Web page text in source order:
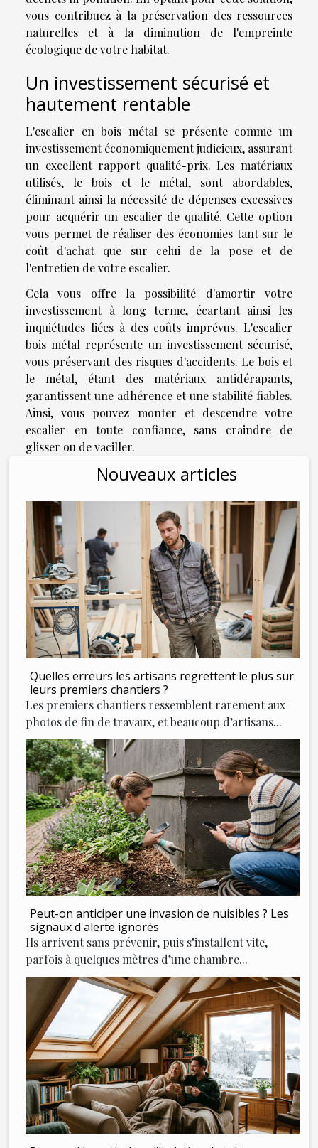
vous contribuez à la préservation des ressources
naturelles et à la diminution de l'empreinte
écologique de votre habitat.
Un investissement sécurisé et
hautement rentable
L'escalier en bois métal se présente comme un
investissement économiquement judicieux, assurant
un excellent rapport qualité-prix. Les matériaux
utilisés, le bois et le métal, sont abordables,
éliminant ainsi la nécessité de dépenses excessives
pour acquérir un escalier de qualité. Cette option
vous permet de réaliser des économies tant sur le
coût d'achat que sur celui de la pose et de
l'entretien de votre escalier.
Cela vous offre la possibilité d'amortir votre
investissement à long terme, écartant ainsi les
inquiétudes liées à des coûts imprévus. L'escalier
bois métal représente un investissement sécurisé,
vous préservant des risques d'accidents. Le bois et
le métal, étant des matériaux antidérapants,
garantissent une adhérence et une stabilité fiables.
Ainsi, vous pouvez monter et descendre votre
escalier en toute confiance, sans craindre de
glisser ou de vaciller.
Nouveaux articles
Quelles erreurs les artisans regrettent le plus sur
leurs premiers chantiers ?
Les premiers chantiers ressemblent rarement aux
photos de fin de travaux, et beaucoup d’artisans...
Peut-on anticiper une invasion de nuisibles ? Les
signaux d'alerte ignorés
Ils arrivent sans prévenir, puis s’installent vite,
parfois à quelques mètres d’une chambre...